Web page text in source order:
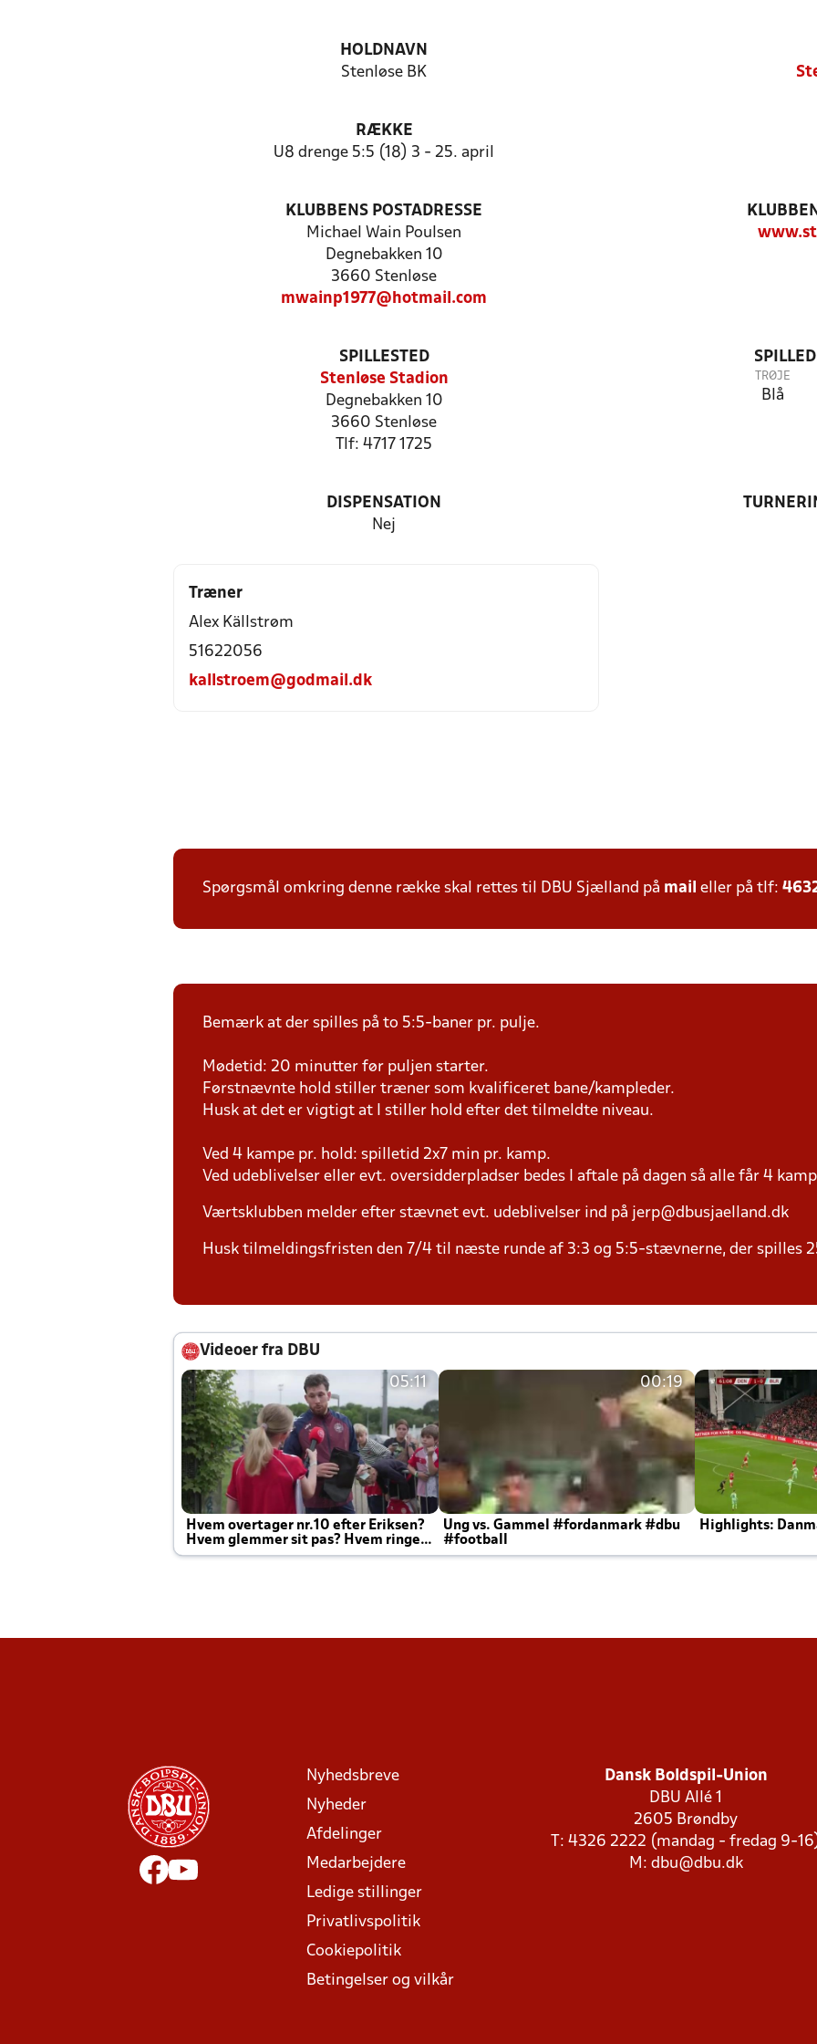
HOLDNAVN
Stenløse BK
RÆKKE
U8 drenge 5:5 (18) 3 - 25. april
KLUBBENS POSTADRESSE
Michael Wain Poulsen
Degnebakken 10
3660 Stenløse
mwainp1977@hotmail.com
SPILLESTED
Stenløse Stadion
Degnebakken 10
3660 Stenløse
Tlf: 4717 1725
TRØJE
Blå
DISPENSATION
Nej
Træner
Alex Källstrøm
51622056
kallstroem@godmail.dk
Spørgsmål omkring denne række skal rettes til DBU Sjælland på mail eller på tlf:
Bemærk at der spilles på to 5:5-baner pr. pulje.
Mødetid: 20 minutter før puljen starter.
Førstnævnte hold stiller træner som kvalificeret bane/kampleder.
Husk at det er vigtigt at I stiller hold efter det tilmeldte niveau.
Ved 4 kampe pr. hold: spilletid 2x7 min pr. kamp.
Ved udeblivelser eller evt. oversidderpladser bedes I aftale på dagen så alle får 4
Værtsklubben melder efter stævnet evt. udeblivelser ind på jerp@dbusjaelland.dk
Husk tilmeldingsfristen den 7/4 til næste runde af 3:3 og 5:5-stævnerne, der spilles
Videoer fra DBU
05:11
Hvem overtager nr.10 efter Eriksen?
Hvem glemmer sit pas? Hvem ringer
Joachim altid til efter kampe?
00:19
Ung vs. Gammel #fordanmark #dbu
#football
Highlights:
Nyhedsbreve
Nyheder
Afdelinger
Medarbejdere
Ledige stillinger
Privatlivspolitik
Cookiepolitik
Betingelser og vilkår
Dansk Boldspil-Union
DBU Allé 1
2605 Brøndby
T: 4326 2222 (mandag - fredag 9-
M: dbu@dbu.dk